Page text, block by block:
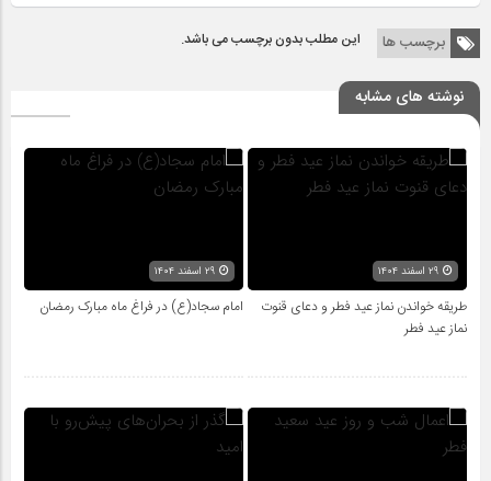
برچسب ها این مطلب بدون برچسب می باشد.
نوشته های مشابه
طریقه خواندن نماز عید فطر و دعای قنوت
نماز عید فطر
امام سجاد(ع) در فراغ ماه مبارک رمضان